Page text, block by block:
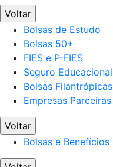
Voltar
Bolsas de Estudo
Bolsas 50+
FIES e P-FIES
Seguro Educacional
Bolsas Filantrópicas
Empresas Parceiras
Voltar
Bolsas e Benefícios